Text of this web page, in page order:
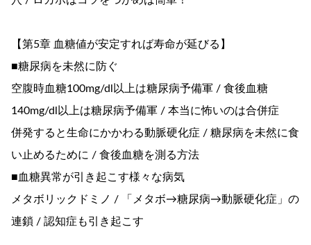
【第5章 血糖値が安定すれば寿命が延びる】
■糖尿病を未然に防ぐ
空腹時血糖100mg/dl以上は糖尿病予備軍 / 食後血糖
140mg/dl以上は糖尿病予備軍 / 本当に怖いのは合併症
併発すると生命にかかわる動脈硬化症 / 糖尿病を未然に食
い止めるために / 食後血糖を測る方法
■血糖異常が引き起こす様々な病気
メタボリックドミノ / 「メタボ→糖尿病→動脈硬化症」の
連鎖 / 認知症も引き起こす